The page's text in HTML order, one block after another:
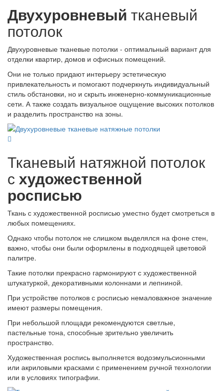
Двухуровневый тканевый
потолок
Двухуровневые тканевые потолки - оптимальный вариант для
отделки квартир, домов и офисных помещений.
Они не только придают интерьеру эстетическую
привлекательность и помогают подчеркнуть индивидуальный
стиль обстановки, но и скрыть инженерно-коммуникационные
сети. А также создать визуальное ощущение высоких потолков
и разделить пространство на зоны.
Тканевый натяжной потолок
с художественной
росписью
Ткань с художественной росписью уместно будет смотреться в
любых помещениях.
Однако чтобы потолок не слишком выделялся на фоне стен,
важно, чтобы они были оформлены в подходящей цветовой
палитре.
Такие потолки прекрасно гармонируют с художественной
штукатуркой, декоративными колоннами и лепниной.
При устройстве потолков с росписью немаловажное значение
имеют размеры помещения.
При небольшой площади рекомендуются светлые,
пастельные тона, способные зрительно увеличить
пространство.
Художественная роспись выполняется водоэмульсионными
или акриловыми красками с применением ручной технологии
или в условиях типографии.